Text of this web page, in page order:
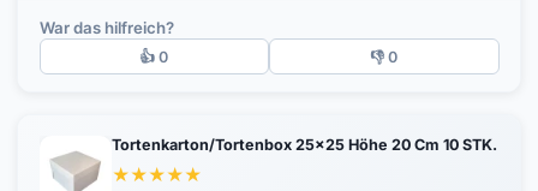
War das hilfreich?
👍 0 👎 0
Tortenkarton/Tortenbox 25x25 Höhe 20 Cm 10 STK.
★★★★★